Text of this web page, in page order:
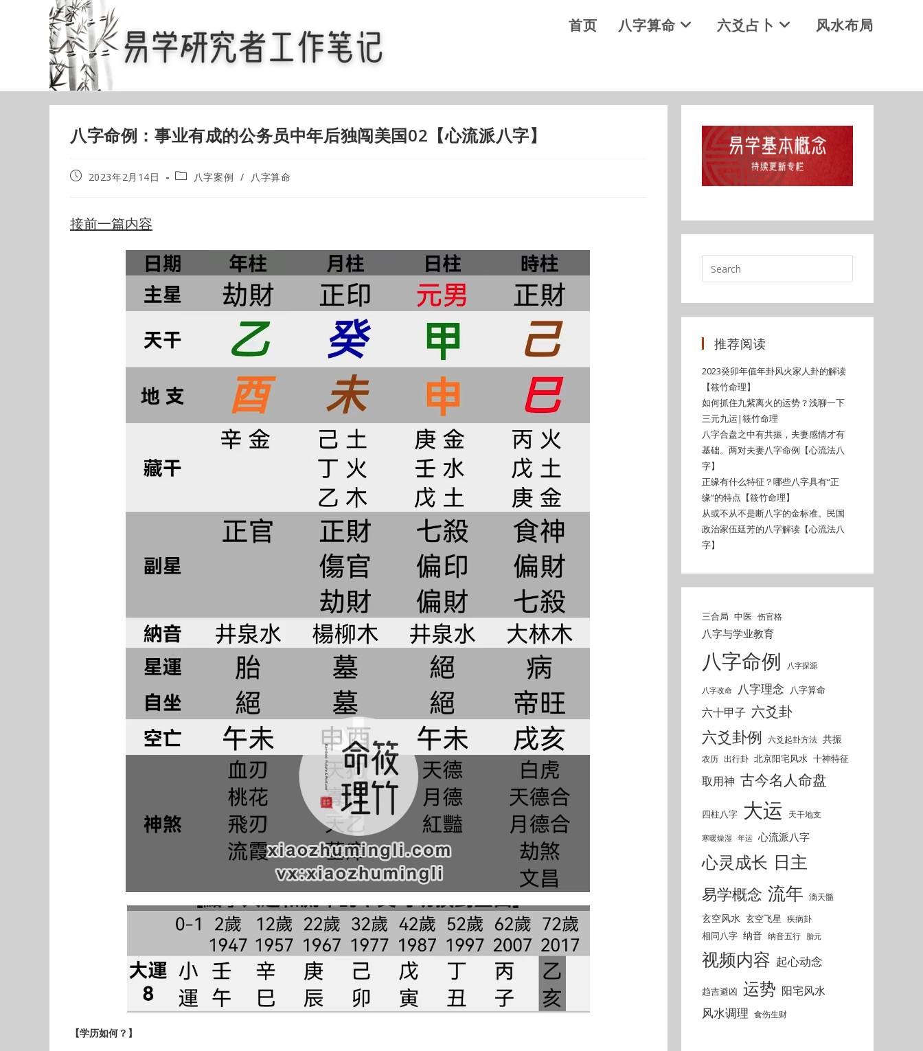
首页 八字算命 六爻占卜 风水布局
八字命例：事业有成的公务员中年后独闯美国02【心流派八字】
Post2023年2月14日
Post八字案例 / 八字算命
接前一篇内容
【学历如何？】
推荐阅读
2023癸卯年值年卦风火家人卦的解读
【筱竹命理】
如何抓住九紫离火的运势？浅聊一下
三元九运|筱竹命理
八字合盘之中有共振，夫妻感情才有
基础。两对夫妻八字命例【心流法八
字】
正缘有什么特征？哪些八字具有“正
缘”的特点【筱竹命理】
从或不从不是断八字的金标准。民国
政治家伍廷芳的八字解读【心流法八
字】
三合局 中医 伤官格
八字与学业教育
八字命例 八字探源
八字改命 八字理念 八字算命
六十甲子 六爻卦
六爻卦例 六爻起卦方法 共振
农历 出行卦 北京阳宅风水 十神特征
取用神 古今名人命盘
四柱八字 大运 天干地支
寒暖燥湿 年运 心流派八字
心灵成长 日主
易学概念 流年 滴天髓
玄空风水 玄空飞星 疾病卦
相同八字 纳音 纳音五行 胎元
视频内容 起心动念
趋吉避凶 运势 阳宅风水
风水调理 食伤生财